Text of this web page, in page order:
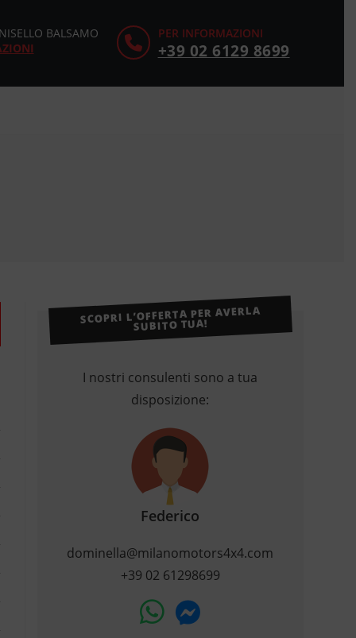
PER INFORMAZIONI
+39 02 6129 8699
BALSAMO
SCOPRI L’OFFERTA PER AVERLA
SUBITO TUA!
I nostri consulenti sono a tua
disposizione:
Federico
dominella@milanomotors4x4.com
+39 02 61298699